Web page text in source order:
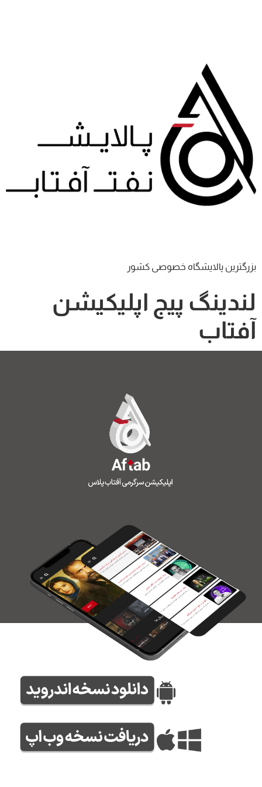
بزرگترین پالایشگاه خصوصی کشور
لندینگ پیج اپلیکیشن
آفتاب